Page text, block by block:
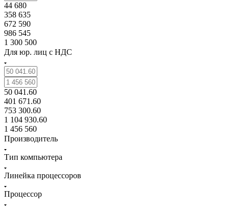
44 680
358 635
672 590
986 545
1 300 500
Для юр. лиц c НДС
50 041.60
401 671.60
753 300.60
1 104 930.60
1 456 560
Производитель
Тип компьютера
Линейка процессоров
Процессор